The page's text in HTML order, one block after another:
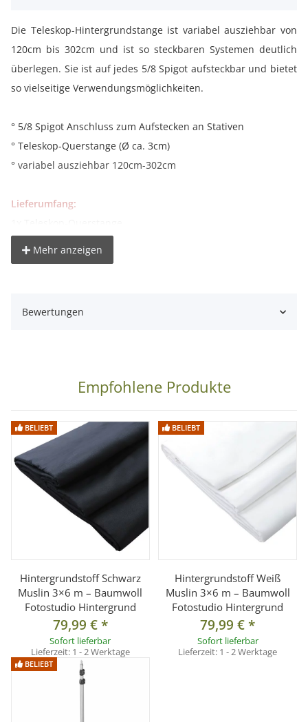
Die Teleskop-Hintergrundstange ist variabel ausziehbar von
120cm bis 302cm und ist so steckbaren Systemen deutlich
überlegen. Sie ist auf jedes 5/8 Spigot aufsteckbar und bietet
so vielseitige Verwendungsmöglichkeiten.
° 5/8 Spigot Anschluss zum Aufstecken an Stativen
° Teleskop-Querstange (Ø ca. 3cm)
° variabel ausziehbar 120cm-302cm
Lieferumfang:
Mehr anzeigen
Bewertungen
Empfohlene Produkte
BELIEBT
Hintergrundstoff Schwarz
Muslin 3×6 m – Baumwoll
Fotostudio Hintergrund
79,99 €*
Sofort lieferbar
Lieferzeit: 1 - 2 Werktage
BELIEBT
Hintergrundstoff Weiß
Muslin 3×6 m – Baumwoll
Fotostudio Hintergrund
79,99 €*
Sofort lieferbar
Lieferzeit: 1 - 2 Werktage
BELIEBT